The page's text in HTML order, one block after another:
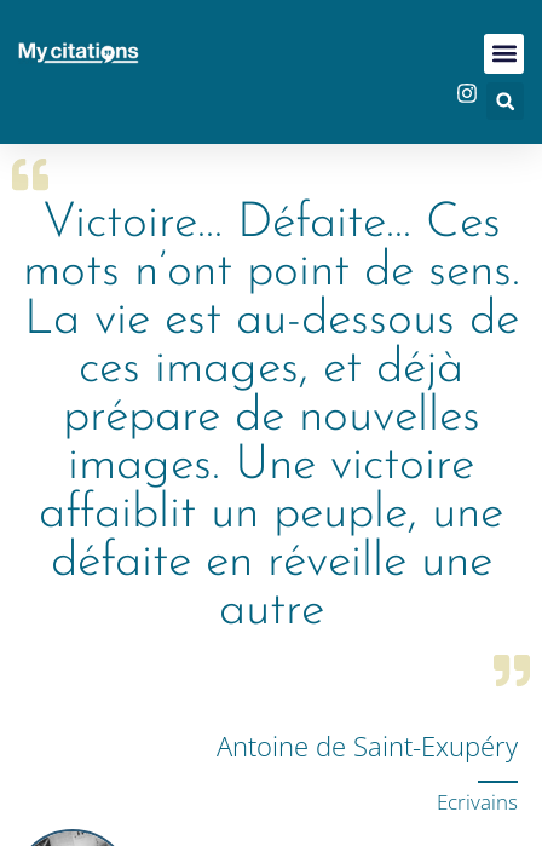
Victoire... Défaite... Ces
mots n’ont point de sens.
La vie est au-dessous de
ces images, et déjà
prépare de nouvelles
images. Une victoire
affaiblit un peuple, une
défaite en réveille une
autre
Antoine de Saint-Exupéry
Ecrivains